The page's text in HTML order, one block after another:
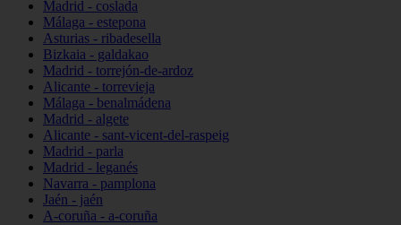
Madrid - coslada
Málaga - estepona
Asturias - ribadesella
Bizkaia - galdakao
Madrid - torrejón-de-ardoz
Alicante - torrevieja
Málaga - benalmádena
Madrid - algete
Alicante - sant-vicent-del-raspeig
Madrid - parla
Madrid - leganés
Navarra - pamplona
Jaén - jaén
A-coruña - a-coruña